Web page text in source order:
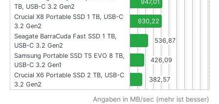
TB, USB-C 3.2 Gen2
947,01
Crucial X8 Portable SSD 1 TB, USB-C
3.2 Gen2
930,22
Seagate BarraCuda Fast SSD 1 TB,
USB-C 3.2 Gen2
536,87
Samsung Portable SSD T5 EVO 8 TB,
USB-C 3.2 Gen1
426,09
Crucial X6 Portable SSD 2 TB, USB-C
3.2 Gen2
382,57
Angaben in MB/sec (mehr ist besser)